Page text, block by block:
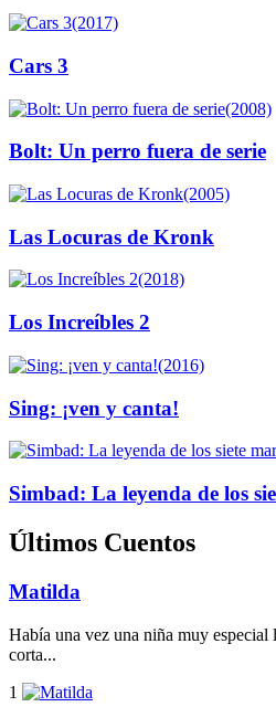
(2017)
Cars 3
(2008)
Bolt: Un perro fuera de serie
(2005)
Las Locuras de Kronk
(2018)
Los Increíbles 2
(2016)
Sing: ¡ven y canta!
Simbad: La leyenda de los
Últimos Cuentos
Matilda
Había una vez una niña muy especial
corta...
1